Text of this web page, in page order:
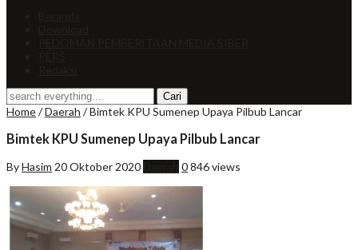
Home/Daerah /Bimtek KPU Sumenep Upaya Pilbub Lancar
Bimtek KPU Sumenep Upaya Pilbub Lancar
ByHasim 20 Oktober 2020 0846 views